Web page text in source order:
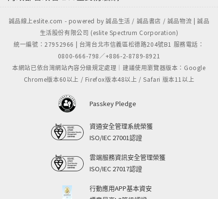
誠品線上eslite.com - powered by 誠品生活 / 誠品書店 / 誠品物流 | 誠品
生活股份有限公司 (eslite Spectrum Corporation)
統一編號：27952966 | 台灣台北市信義區松德路204號B1 服務電話：
0800-666-798／+886-2-8789-8921
本網站已依台灣網站內容分級規定處理｜建議使用瀏覽器版本：Google
Chrome版本60以上 / Firefox版本48以上 / Safari 版本11以上
Passkey Pledge
資通安全管理系統榮獲
ISO/IEC 27001認證
雲端服務資訊安全管理榮獲
ISO/IEC 27017認證
行動應用APP基本資安